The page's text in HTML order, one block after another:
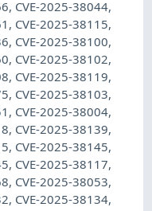
CVE-2025-38044,
CVE-2025-38115,
CVE-2025-38100,
CVE-2025-38102,
CVE-2025-38119,
CVE-2025-38103,
CVE-2025-38004,
CVE-2025-38139,
CVE-2025-38145,
CVE-2025-38117,
CVE-2025-38053,
CVE-2025-38134,